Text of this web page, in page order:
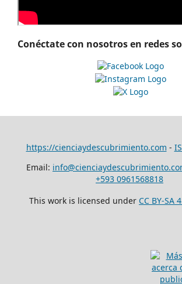
Conéctate con nosotros en redes
https://cienciaydescubrimiento.com -
Email:
+593 0961568818
This work is licensed under CC BY-SA